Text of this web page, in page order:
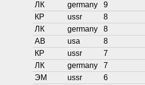
ЛК
germany 9
КР
ussr 8
ЛК
germany 8
АВ
usa 8
КР
ussr 7
ЛК
germany 7
ЭМ
ussr 6